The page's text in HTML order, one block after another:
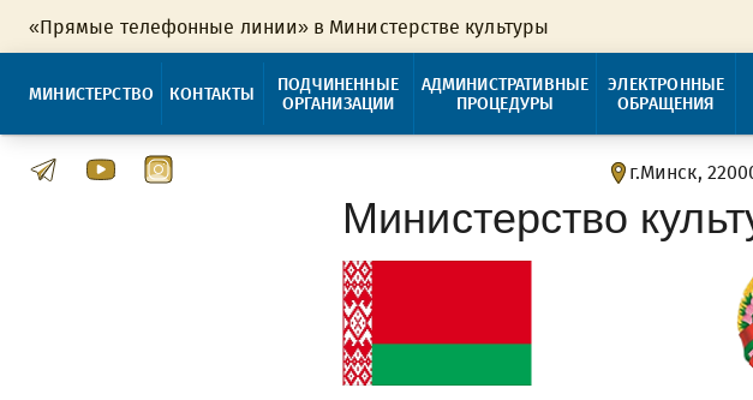
«Прямые телефонные линии» в Министерстве культуры
МИНИСТЕРСТВО КОНТАКТЫ
ПОДЧИНЕННЫЕ
ОРГАНИЗАЦИИ
АДМИНИСТРАТИВНЫЕ
ПРОЦЕДУРЫ
ЭЛЕКТРОННЫЕ
ОБРАЩЕНИЯ
г.Минск,
Министерство